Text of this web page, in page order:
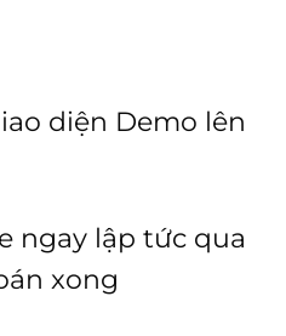
diện Demo lên
ngay lập tức qua
xong